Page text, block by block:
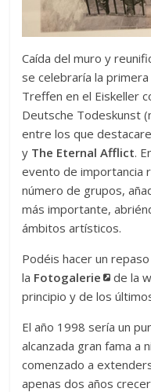
Caída del muro y
se celebraría la
Treffen en el Eiskeller
Deutsche Todeskunst
entre los que
y The Eternal Afflict.
evento de importancia
número de grupos,
más importante,
ámbitos artísticos.
Podéis hacer un
la Fotogalerie
de la
principio y de los
El año 1998 sería un
alcanzada gran fama a
comenzado a
apenas dos años